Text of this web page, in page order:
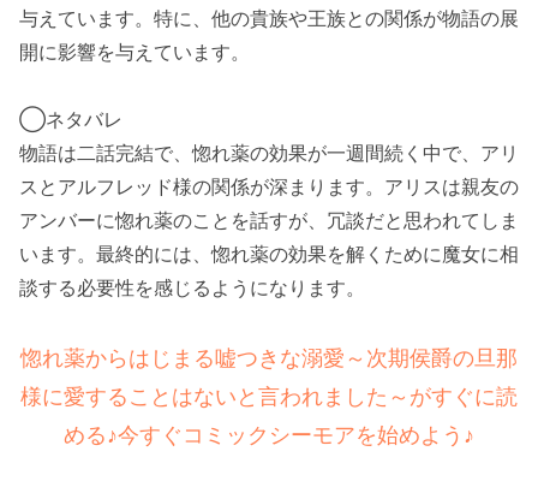
与えています。特に、他の貴族や王族との関係が物語の展
開に影響を与えています。
◯ネタバレ
物語は二話完結で、惚れ薬の効果が一週間続く中で、アリ
スとアルフレッド様の関係が深まります。アリスは親友の
アンバーに惚れ薬のことを話すが、冗談だと思われてしま
います。最終的には、惚れ薬の効果を解くために魔女に相
談する必要性を感じるようになります。
惚れ薬からはじまる嘘つきな溺愛～次期侯爵の旦那
様に愛することはないと言われました～がすぐに読
める♪今すぐコミックシーモアを始めよう♪